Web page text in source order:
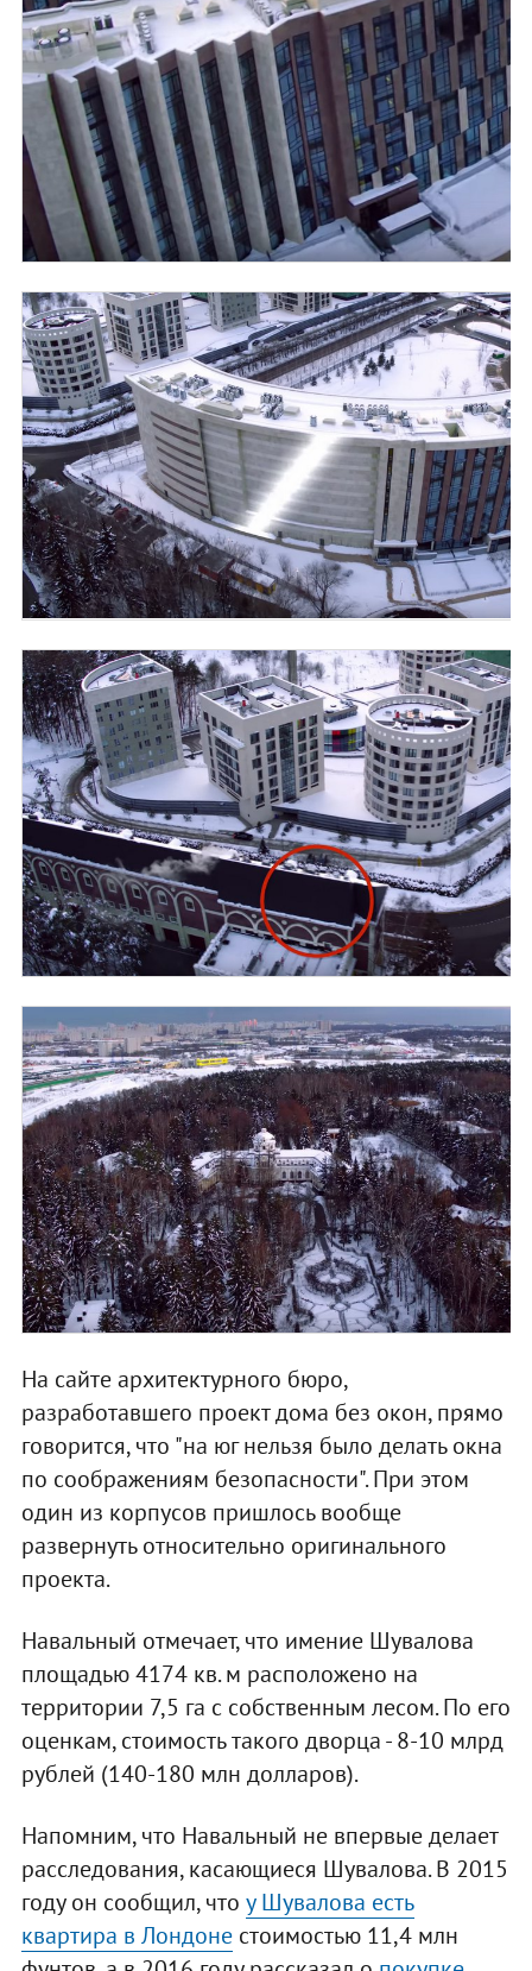
На сайте архитектурного бюро,
разработавшего проект дома без окон, прямо
говорится, что "на юг нельзя было делать окна
по соображениям безопасности". При этом
один из корпусов пришлось вообще
развернуть относительно оригинального
проекта.
Навальный отмечает, что имение Шувалова
площадью 4174 кв. м расположено на
территории 7,5 га с собственным лесом. По его
оценкам, стоимость такого дворца - 8-10 млрд
рублей (140-180 млн долларов).
Напомним, что Навальный не впервые делает
расследования, касающиеся Шувалова. В 2015
году он сообщил, что у Шувалова есть
квартира в Лондонестоимостью 11,4 млн